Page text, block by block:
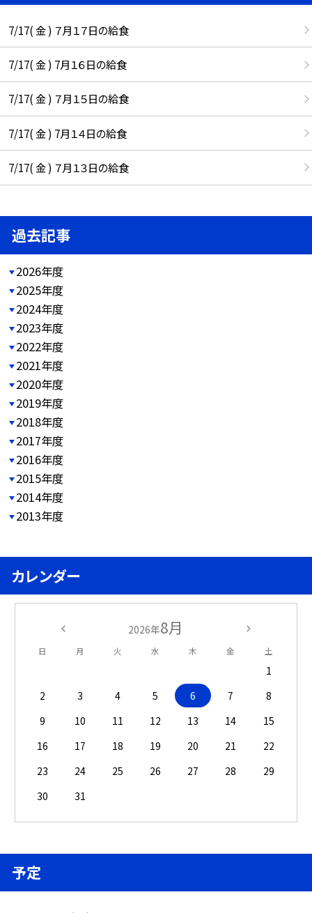
7/17( 金 ) ７月１７日の給食
7/17( 金 ) 7月１６日の給食
7/17( 金 ) ７月１５日の給食
7/17( 金 ) 7月１４日の給食
7/17( 金 ) ７月１３日の給食
過去記事
2026年度
2025年度
2024年度
2023年度
2022年度
2021年度
2020年度
2019年度
2018年度
2017年度
2016年度
2015年度
2014年度
2013年度
カレンダー
2026年8月
日 月 火 水 木 金 土
1
2
3 4 5 6 7
8
9
10 11 12 13 14
15
16
17 18 19 20 21
22
23
24 25 26 27 28
29
30
31
予定